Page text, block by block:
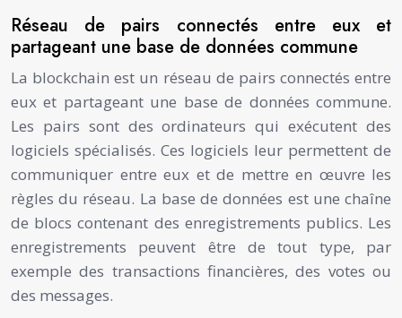
Réseau de pairs connectés entre eux et
partageant une base de données commune
La blockchain est un réseau de pairs connectés entre
eux et partageant une base de données commune.
Les pairs sont des ordinateurs qui exécutent des
logiciels spécialisés. Ces logiciels leur permettent de
communiquer entre eux et de mettre en œuvre les
règles du réseau. La base de données est une chaîne
de blocs contenant des enregistrements publics. Les
enregistrements peuvent être de tout type, par
exemple des transactions financières, des votes ou
des messages.